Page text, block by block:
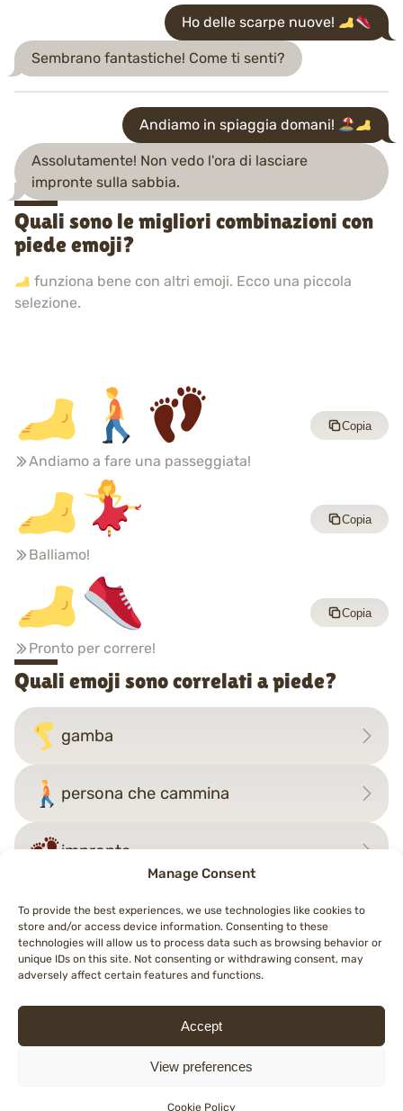
Manage Consent
To provide the best experiences, we use technologies like cookies to
store and/or access device information. Consenting to these
technologies will allow us to process data such as browsing behavior or
unique IDs on this site. Not consenting or withdrawing consent, may
adversely affect certain features and functions.
Accept
View preferences
Cookie Policy
Ho delle scarpe nuove!
Sembrano fantastiche! Come ti senti?
Andiamo in spiaggia domani!
Assolutamente! Non vedo l'ora di lasciare
impronte sulla sabbia.
Quali sono le migliori combinazioni con
piede emoji?
funziona bene con altri emoji. Ecco una piccola
selezione.
Andiamo a fare una passeggiata!
Copia
Balliamo!
Copia
Pronto per correre!
Copia
Quali emoji sono correlati a piede?
gamba
persona che cammina
impronte
Navigazione
articoli
←gambadente→
Cookie Policy (EU)
Português